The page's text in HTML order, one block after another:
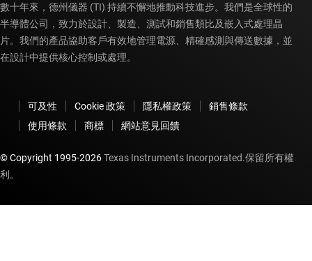
數十年來，德州儀器 (TI) 持續不懈地推動科技進步。我們是全球性的
半導體公司，致力於設計、製造、測試和銷售類比及嵌入式處理晶
片。我們的產品協助客戶有效地管理電源、精確感測與傳送數據，並
在設計中提供核心控制或處理。
可及性 Cookie 政策 隱私權政策
銷售條款
使用條款
商標 網站意見回饋
© Copyright 1995-2026Texas Instruments Incorporated.保留所有權
利。